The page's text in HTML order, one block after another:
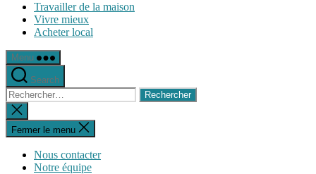
Travailler de la maison
Vivre mieux
Acheter local
Menu
Search
Rechercher :
Fermer
la
recherche
Fermer le menu
Nous contacter
Notre équipe